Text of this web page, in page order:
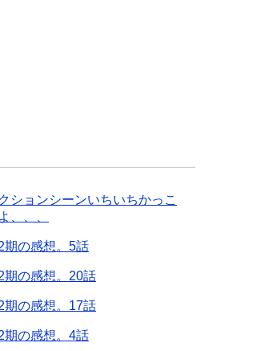
ションシーンいちいちかっこ
、、、
期の感想。5話
期の感想。20話
期の感想。17話
期の感想。4話